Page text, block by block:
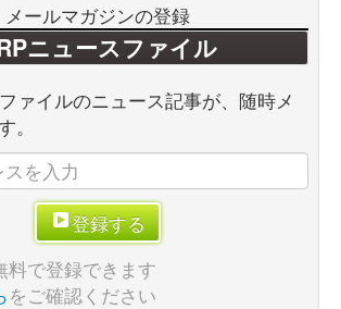
メールマガジンの登録
ニュースファイル
ァイルのニュース記事が、随時メ
。
登録する
料で登録できます
をご確認ください